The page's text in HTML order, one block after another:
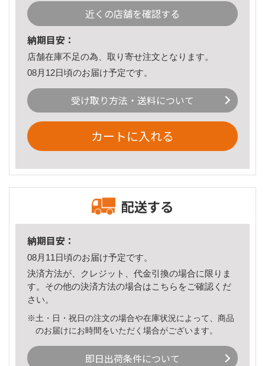
近くの店舗を確認する
納期目安：
店舗在庫不足の為、取り寄せ注文となります。
08月12日頃のお届け予定です。
受け取り方法・送料について
カートに入れる
配送する
納期目安：
08月11日頃のお届け予定です。
決済方法が、クレジット、代金引換の場合に限りま
す。その他の決済方法の場合はこちら をご確認くだ
さい。
※土・日・祝日の注文の場合や在庫状況によって、商品
のお届けにお時間をいただく場合がございます。
即日出荷条件について